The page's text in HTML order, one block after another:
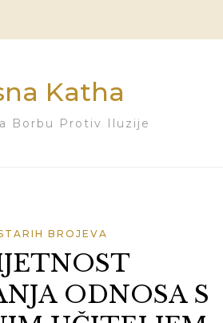
Katha
Borbu Protiv Iluzije
BROJEVA
ODNOSA S